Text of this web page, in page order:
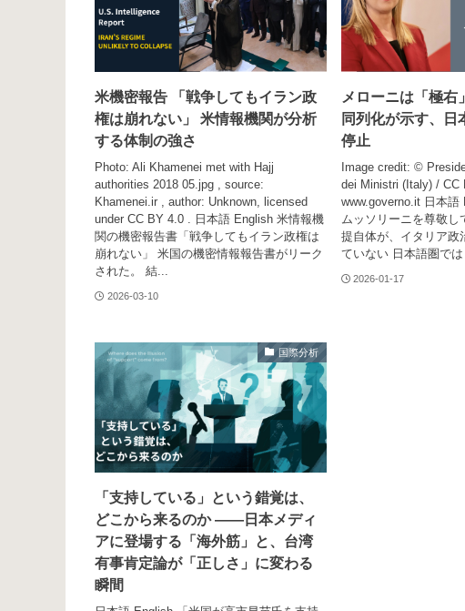
米機密報告 「戦争してもイラン政
権は崩れない」 米情報機関が分析
する体制の強さ
Photo: Ali Khamenei met with Hajj
authorities 2018 05.jpg , source:
Khamenei.ir , author: Unknown, licensed
under CC BY 4.0 . 日本語 English 米情報機
関の機密報告書「戦争してもイラン政権は
崩れない」 米国の機密情報報告書がリーク
された。 結...
2026-03-10
メローニは「極
同列化が示す、日
停止
Image credit: ©
dei Ministri (Italy) / CC
www.governo.it 日本語
ムッソリーニを尊敬
提自体が、イタリア政
ていない 日本語圏では
2026-01-17
国際分析
「支持している」という錯覚は、
どこから来るのか ――日本メディ
アに登場する「海外筋」と、台湾
有事肯定論が「正しさ」に変わる
瞬間